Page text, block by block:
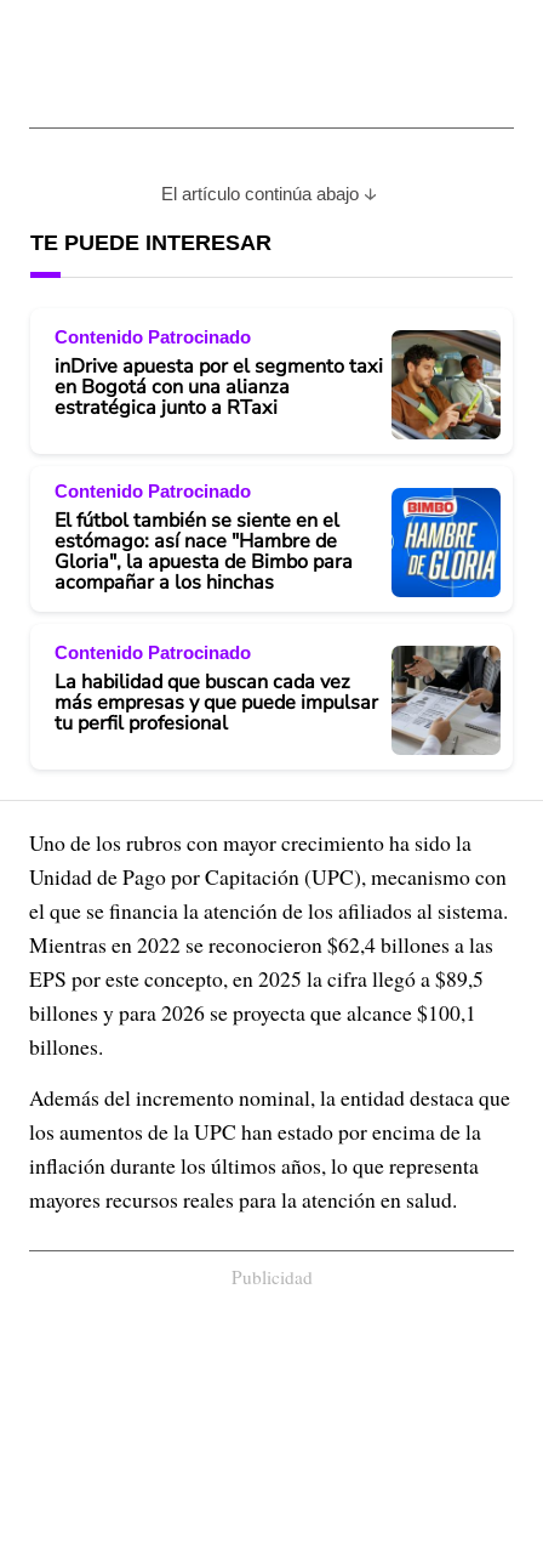
El artículo continúa abajo
TE PUEDE INTERESAR
Contenido Patrocinado
inDrive apuesta por el segmento taxi
en Bogotá con una alianza
estratégica junto a RTaxi
Contenido Patrocinado
El fútbol también se siente en el
estómago: así nace "Hambre de
Gloria", la apuesta de Bimbo para
acompañar a los hinchas
Contenido Patrocinado
La habilidad que buscan cada vez
más empresas y que puede impulsar
tu perfil profesional
Uno de los rubros con mayor crecimiento ha sido la
Unidad de Pago por Capitación (UPC), mecanismo con
el que se financia la atención de los afiliados al sistema.
Mientras en 2022 se reconocieron $62,4 billones a las
EPS por este concepto, en 2025 la cifra llegó a $89,5
billones y para 2026 se proyecta que alcance $100,1
billones.
Además del incremento nominal, la entidad destaca que
los aumentos de la UPC han estado por encima de la
inflación durante los últimos años, lo que representa
mayores recursos reales para la atención en salud.
Publicidad